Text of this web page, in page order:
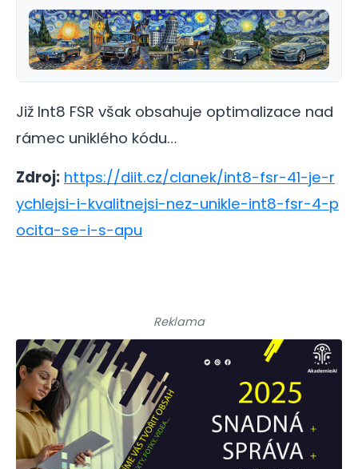
Již Int8 FSR však obsahuje optimalizace nad
rámec uniklého kódu…
Zdroj: https://diit.cz/clanek/int8-fsr-41-je-r
ychlejsi-i-kvalitnejsi-nez-unikle-int8-fsr-4-p
ocita-se-i-s-apu
Reklama